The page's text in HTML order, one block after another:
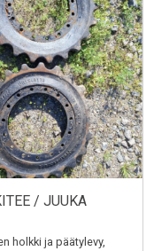
/ JUUKA
holkki ja päätylevy,